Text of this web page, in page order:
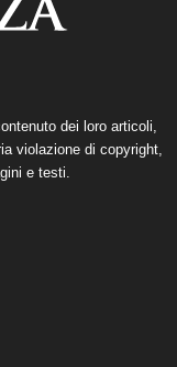
dei loro articoli,
violazione di copyright,
e testi.